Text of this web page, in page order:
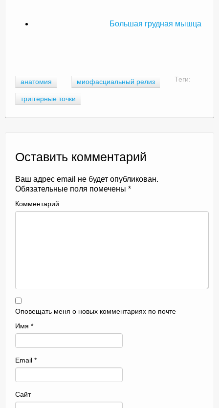
Большая грудная мышца
Теги:
анатомия миофасциальный релиз
триггерные точки
Оставить комментарий
Ваш адрес email не будет опубликован.
Обязательные поля помечены *
Комментарий
Оповещать меня о новых комментариях по почте
Имя *
Email *
Сайт